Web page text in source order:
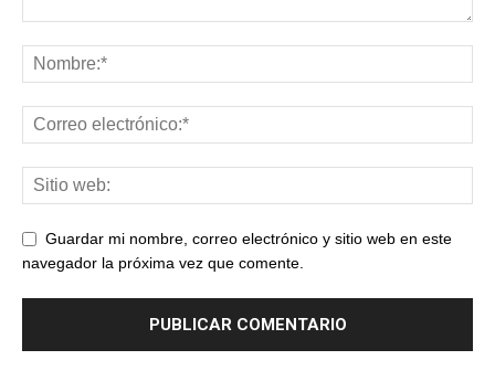
Guardar mi nombre, correo electrónico y sitio web en este
navegador la próxima vez que comente.